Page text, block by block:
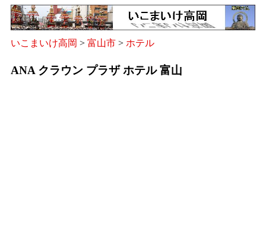
いこまいけ高岡 > 富山市 > ホテル
ANA クラウン プラザ ホテル 富山